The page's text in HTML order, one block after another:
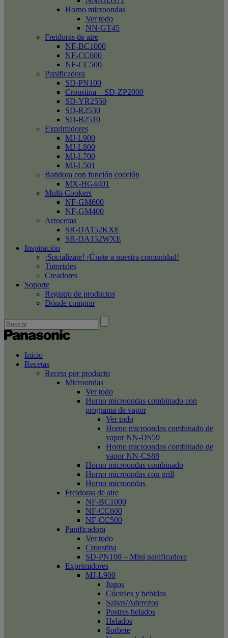
Horno microondas
Ver todo
NN-GT45
Freidoras de aire
NF-BC1000
NF-CC600
NF-CC500
Panificadora
SD-PN100
Croustina – SD-ZP2000
SD-YR2550
SD-R2530
SD-B2510
Exprimidores
MJ-L900
MJ-L800
MJ-L700
MJ-L501
Batidora con función cocción
MX-HG4401
Multi-Cookers
NF-GM600
NF-GM400
Arroceras
SR-DA152KXE
SR-DA152WXE
Inspiración
¡Socialízate! ¡Únete a nuestra comunidad!
Tutoriales
Creadores
Soporte
Registro de productos
Dónde comprar
Inicio
Recetas
Receta por producto
Microondas
Ver todo
Horno microondas combinado con
programa de vapor
Ver todo
Horno microondas combinado de
vapor NN-DS59
Horno microondas combinado de
vapor NN-CS88
Horno microondas combinado
Horno microondas con grill
Horno microondas
Freidoras de aire
NF-BC1000
NF-CC600
NF-CC500
Panificadora
Ver todo
Croustina
SD-PN100 – Mini panificadora
Exprimidores
MJ-L900
Jugos
Cócteles y bebidas
Salsas/Aderezos
Postres helados
Helados
Sorbete